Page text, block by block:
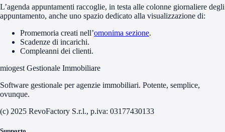
L’agenda appuntamenti raccoglie, in testa alle colonne giornaliere degli
appuntamento, anche uno spazio dedicato alla visualizzazione di:
Promemoria creati nell’omonima sezione.
Scadenze di incarichi.
Compleanni dei clienti.
miogest Gestionale Immobiliare
Software gestionale per agenzie immobiliari. Potente, semplice,
ovunque.
(c) 2025 RevoFactory S.r.l., p.iva: 03177430133